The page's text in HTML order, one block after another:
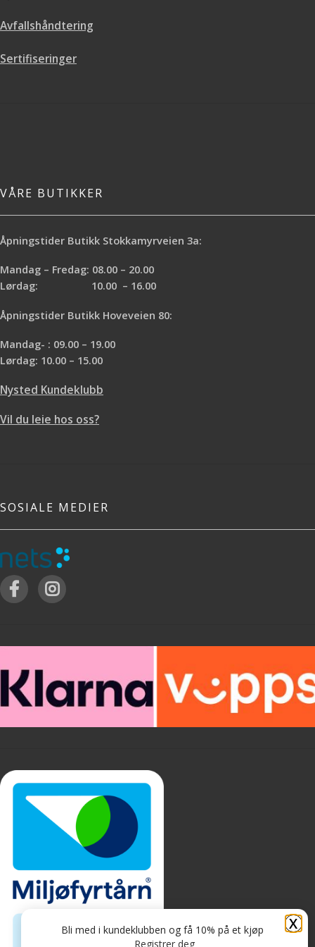
Avfallshåndtering
Sertifiseringer
VÅRE BUTIKKER
Åpningstider Butikk Stokkamyrveien 3a:
Mandag – Fredag: 08.00 – 20.00
Lørdag: 10.00 – 16.00
Åpningstider Butikk Hoveveien 80:
Mandag- : 09.00 – 19.00
Lørdag: 10.00 – 15.00
Nysted Kundeklubb
Vil du leie hos oss?
SOSIALE MEDIER
X
Bli med i kundeklubben og få 10% på et kjøp
Registrer deg